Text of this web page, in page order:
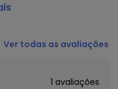
Tecido e Sintético
Ver todas as avaliações
1 avaliações